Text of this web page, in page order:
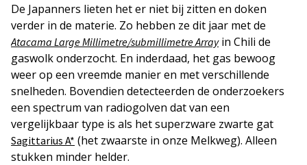
De Japanners lieten het er niet bij zitten en doken
verder in de materie. Zo hebben ze dit jaar met de
Atacama Large Millimetre/submillimetre Arrayin Chili de
gaswolk onderzocht. En inderdaad, het gas bewoog
weer op een vreemde manier en met verschillende
snelheden. Bovendien detecteerden de onderzoekers
een spectrum van radiogolven dat van een
vergelijkbaar type is als het superzware zwarte gat
Sagittarius A* (het zwaarste in onze Melkweg). Alleen
stukken minder helder.